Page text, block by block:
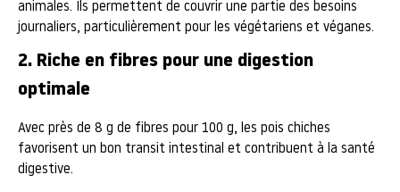
animales. Ils permettent de couvrir une partie des besoins
journaliers, particulièrement pour les végétariens et véganes.
2. Riche en fibres pour une digestion
optimale
Avec près de 8 g de fibres pour 100 g, les pois chiches
favorisent un bon transit intestinal et contribuent à la santé
digestive.